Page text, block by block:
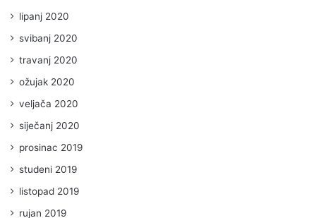
lipanj 2020
svibanj 2020
travanj 2020
ožujak 2020
veljača 2020
siječanj 2020
prosinac 2019
studeni 2019
listopad 2019
rujan 2019